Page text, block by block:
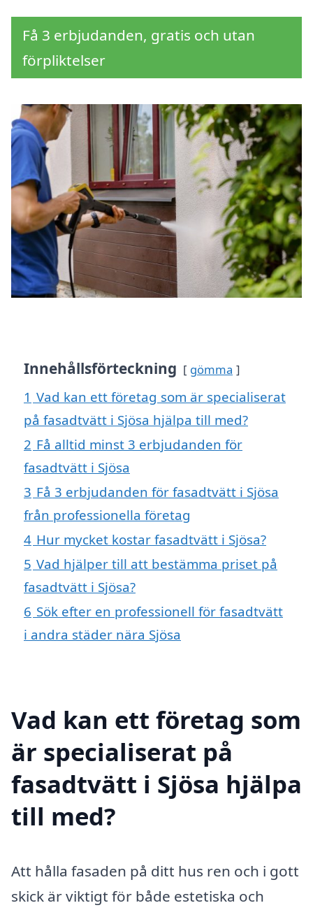
Få 3 erbjudanden, gratis och utan
förpliktelser
Innehållsförteckning gömma
1 Vad kan ett företag som är specialiserat
på fasadtvätt i Sjösa hjälpa till med?
2 Få alltid minst 3 erbjudanden för
fasadtvätt i Sjösa
3 Få 3 erbjudanden för fasadtvätt i Sjösa
från professionella företag
4 Hur mycket kostar fasadtvätt i Sjösa?
5 Vad hjälper till att bestämma priset på
fasadtvätt i Sjösa?
6 Sök efter en professionell för fasadtvätt
i andra städer nära Sjösa
Vad kan ett företag som
är specialiserat på
fasadtvätt i Sjösa hjälpa
till med?
Att hålla fasaden på ditt hus ren och i gott
skick är viktigt för både estetiska och